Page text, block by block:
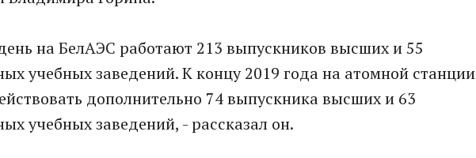
на БелАЭС работают 213 выпускников высших и 55
учебных заведений. К концу 2019 года на атомной станции
дополнительно 74 выпускника высших и 63
учебных заведений, - рассказал он.